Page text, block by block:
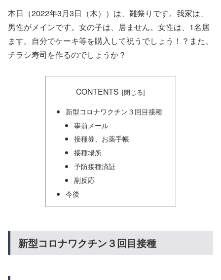
本日（2022年3月3日（木））は、雛祭りです。我家は、
男性がメインです。女の子は、居ません。女性は、1名居
ます。自分でケーキ等を購入して祝うでしょう！？また、
チラシ寿司を作るのでしょうか？
CONTENTS
新型コロナワクチン３回目接種
事前メール
接種券、お薬手帳
接種場所
予防接種済証
副反応
今後
新型コロナワクチン３回目接種